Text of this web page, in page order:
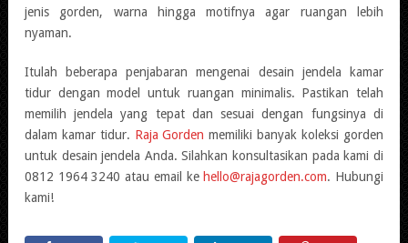
jenis gorden, warna hingga motifnya agar ruangan lebih
nyaman.
Itulah beberapa penjabaran mengenai desain jendela kamar
tidur dengan model untuk ruangan minimalis. Pastikan telah
memilih jendela yang tepat dan sesuai dengan fungsinya di
dalam kamar tidur. Raja Gorden memiliki banyak koleksi gorden
untuk desain jendela Anda. Silahkan konsultasikan pada kami di
0812 1964 3240 atau email ke hello@rajagorden.com. Hubungi
kami!